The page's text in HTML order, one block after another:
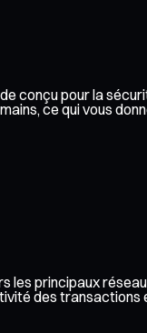
conçu pour la
ce qui vous
principaux
des